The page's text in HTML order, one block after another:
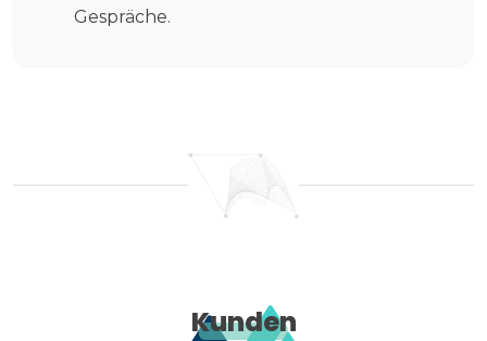
Gespräche.
Kunden